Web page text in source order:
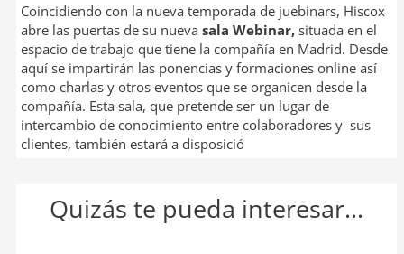
Coincidiendo con la nueva temporada de juebinars, Hiscox
abre las puertas de su nueva sala Webinar, situada en el
espacio de trabajo que tiene la compañía en Madrid. Desde
aquí se impartirán las ponencias y formaciones online así
como charlas y otros eventos que se organicen desde la
compañía. Esta sala, que pretende ser un lugar de
intercambio de conocimiento entre colaboradores y sus
clientes, también estará a disposició
Quizás te pueda interesar...